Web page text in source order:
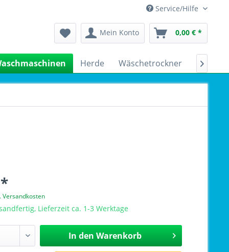
Service/Hilfe
Mein Konto 0,00 € *
Herde Wäschetrockner 
Versandkosten
Lieferzeit ca. 1-3 Werktage
In den Warenkorb